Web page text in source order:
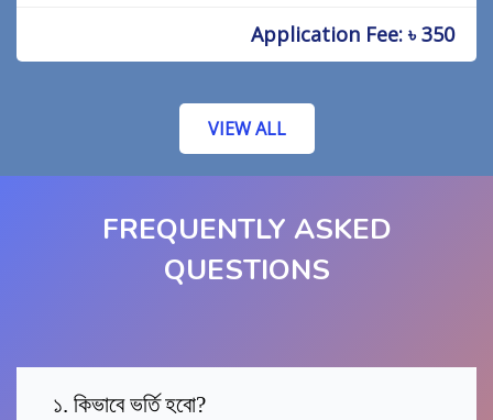
Application Fee: ৳ 350
VIEW ALL
FREQUENTLY ASKED
QUESTIONS
১. কিভাবে ভর্তি হবো?